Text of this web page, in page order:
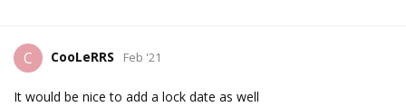
C CooLeRRS Feb '21
It would be nice to add a lock date as well